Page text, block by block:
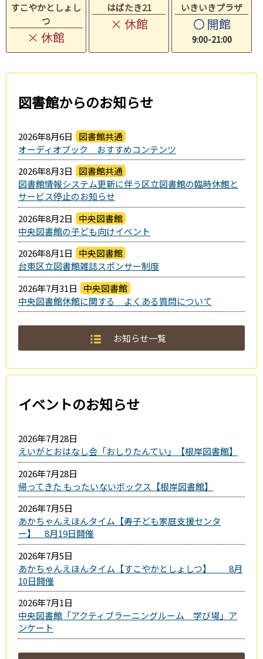
すこやかとしょし
つ
× 休館
はばたき21
× 休館
いきいきプラザ
〇 開館
9:00-21:00
図書館からのお知らせ
2026年8月6日
図書館共通
オーディオブック おすすめコンテンツ
2026年8月3日
図書館共通
図書館情報システム更新に伴う区立図書館の臨時休館と
サービス停止のお知らせ
2026年8月2日
中央図書館
中央図書館の子ども向けイベント
2026年8月1日
中央図書館
台東区立図書館雑誌スポンサー制度
2026年7月31日
中央図書館
中央図書館休館に関する よくある質問について
お知らせ一覧
イベントのお知らせ
2026年7月28日
えいがとおはなし会「おしりたんてい」【根岸図書館】
2026年7月28日
帰ってきた もったいないボックス【根岸図書館】
2026年7月5日
あかちゃんえほんタイム【寿子ども家庭支援センタ
ー】 8月19日開催
2026年7月5日
あかちゃんえほんタイム【すこやかとしょしつ】 8月
10日開催
2026年7月1日
中央図書館「アクティブラーニングルーム 学び場」ア
ンケート